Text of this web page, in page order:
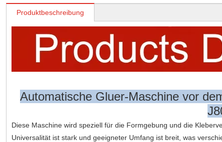
Produktbeschreibung
Automatische Gluer-Maschine vor
Diese Maschine wird speziell für die Formgebung und die
Universalität ist stark und geeigneter Umfang ist breit, was